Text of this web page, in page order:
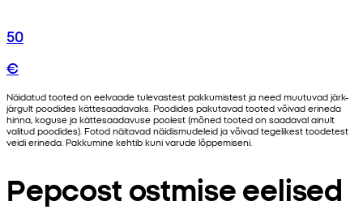
50
€
Näidatud tooted on eelvaade tulevastest pakkumistest ja need muutuvad järk-
järgult poodides kättesaadavaks. Poodides pakutavad tooted võivad erineda
hinna, koguse ja kättesaadavuse poolest (mõned tooted on saadaval ainult
valitud poodides). Fotod näitavad näidismudeleid ja võivad tegelikest toodetest
veidi erineda. Pakkumine kehtib kuni varude lõppemiseni.
Pepcost ostmise eelised